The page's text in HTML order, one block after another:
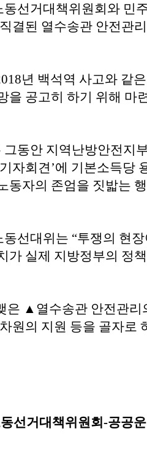
선거대책위원회와 민
결된 열수송관 안전관
년 백석역 사고와 같
을 공고히 하기 위해 마
동안 지역난방안전지
자회견’에 기본소득당
동자의 존엄을 짓밟는
선대위는 “투쟁의 현
가 실제 지방정부의 정
은 ▲열수송관 안전관
원의 지원 등을 골자로
선거대책위원회-공공